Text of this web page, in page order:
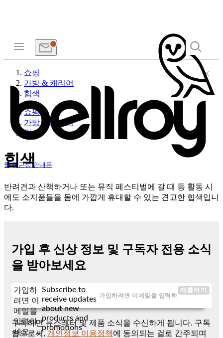
웹 접근성 안내문
쇼핑
가방 & 캐리어
힙색
쇼핑
가방 & 캐리어
힙색
힙색
반려견과 산책하거나 또는 뮤직 페스티벌에 갈 때 등 활동 시
에도 소지품들을 몸에 가깝게 휴대할 수 있는 견고한 힙색입니
다.
가입 후 신상 정보 및 구독자 전용 소식
을 받아보세요
가입하
려면 이
메일을
입력하
세요
Subscribe to
receive updates
about new
products and
promotions
제출하기
구독하면 뉴스레터 및 제품 소식을 수신하게 됩니다. 구독
함으로써, 개인정보 이용정책에 동의되는 걸로 간주되며